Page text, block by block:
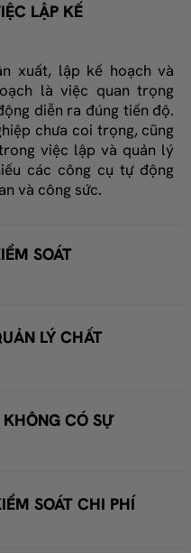
xuất, lập kế hoạch và
là việc quan trọng
diễn ra đúng tiến độ.
chưa coi trọng, cũng
việc lập và quản lý
các công cụ tự động
và công sức.
LẬP KẾ
SOÁT
LÝ CHẤT
CÓ SỰ
SOÁT CHI PHÍ